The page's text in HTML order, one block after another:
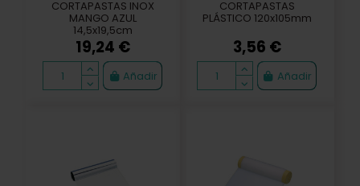
CORTAPASTAS INOX
MANGO AZUL
14,5x19,5cm
19,24 €
Añadir
CORTAPASTAS
PLÁSTICO 120x105mm
3,56 €
Añadir